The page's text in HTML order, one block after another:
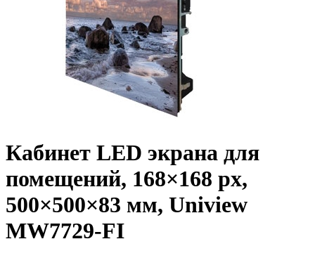
Кабинет LED экрана для
помещений, 168×168 px,
500×500×83 мм, Uniview
MW7729-FI